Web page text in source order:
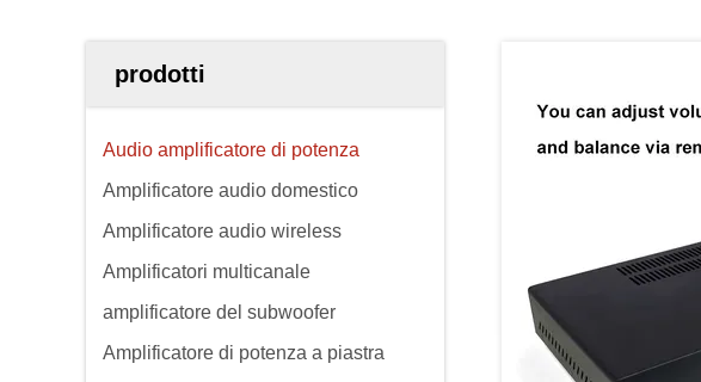
prodotti
Audio amplificatore di potenza
Amplificatore audio domestico
Amplificatore audio wireless
Amplificatori multicanale
amplificatore del subwoofer
Amplificatore di potenza a piastra